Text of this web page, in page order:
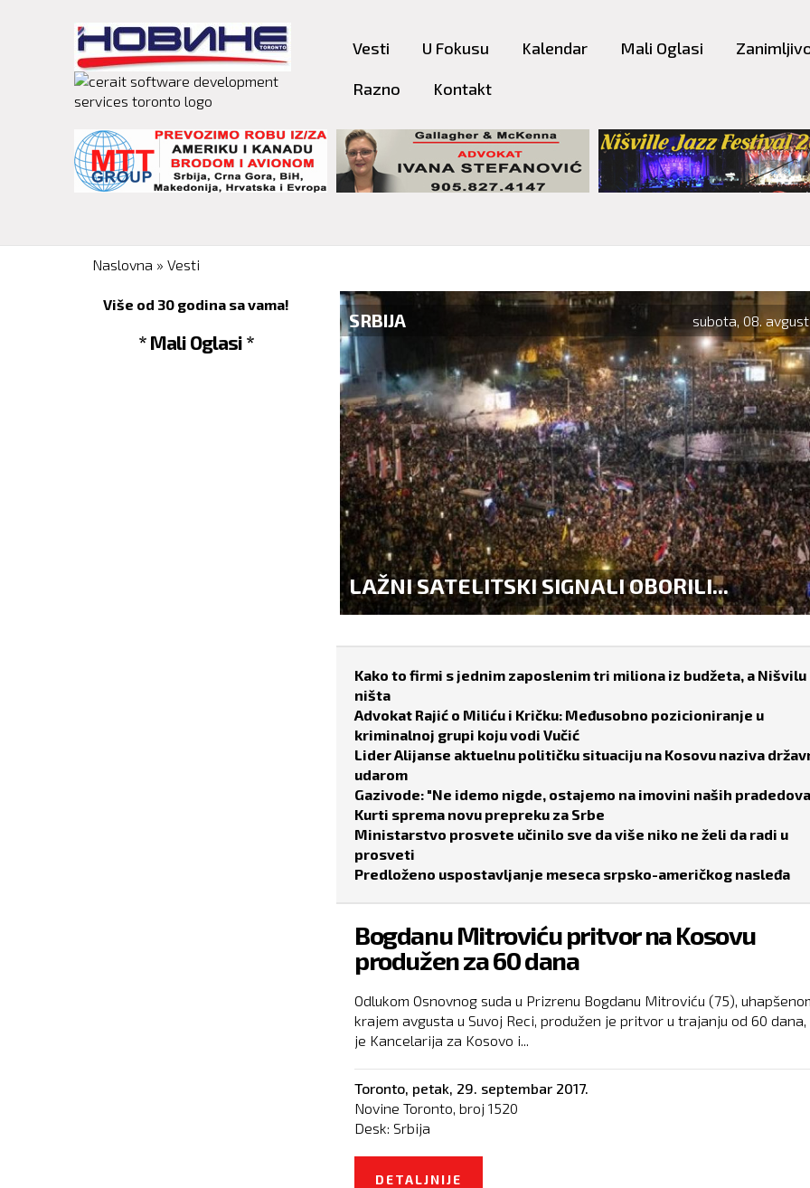
content
Vesti U Fokusu Kalendar Mali Oglasi
Razno Kontakt
You are here
Naslovna » Vesti
Više od 30 godina sa vama!
* Mali Oglasi *
SRBIJA subota, 08.
"SITUACIJA U SRBIJI JE NA IVICI...
Kako to firmi s jednim zaposlenim tri miliona iz budžeta, a Nišvilu
ništa
Advokat Rajić o Miliću i Kričku: Međusobno pozicioniranje u
kriminalnoj grupi koju vodi Vučić
Lider Alijanse aktuelnu političku situaciju na Kosovu naziva
udarom
Gazivode: "Ne idemo nigde, ostajemo na imovini naših
Kurti sprema novu prepreku za Srbe
Ministarstvo prosvete učinilo sve da više niko ne želi da radi u
prosveti
Predloženo uspostavljanje meseca srpsko-američkog nasleđa
Bogdanu Mitroviću pritvor na Kosovu
produžen za 60 dana
Odlukom Osnovnog suda u Prizrenu Bogdanu Mitroviću (75),
krajem avgusta u Suvoj Reci, produžen je pritvor u trajanju od 60
je Kancelarija za Kosovo i...
Toronto, petak, 29. septembar 2017.
Novine Toronto, broj 1520
Desk: Srbija
DETALJNIJE